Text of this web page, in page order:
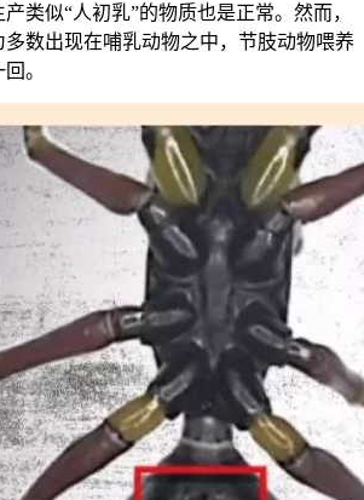
类似“人初乳”的物质也是正常。然而，
数出现在哺乳动物之中，节肢动物喂养
。